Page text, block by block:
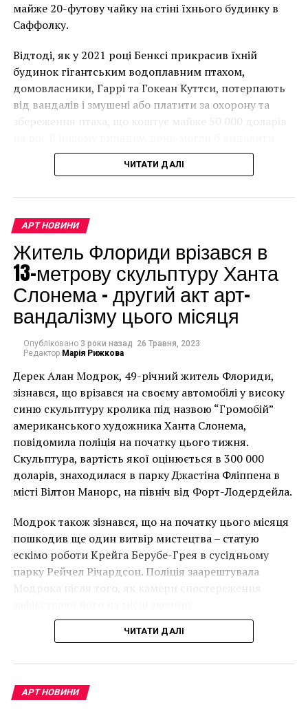
Эд Руша, I Think I’ll …,(1983)
Ричард Деберкорн, Berekeley, No. 52 (1955)
майже 20-футову чайку на стіні їхнього будинку в
Саффолку.
Відтоді, як у 2021 році Бенксі прикрасив їхній
будинок гігантським водоплавним птахом,
домовласники, Гаррі та Гокеан Куттси, потерпають
від вандалів і змушені або платити за охорону та
збереження птаха, що коштує майже 50 000 доларів
мурал, що може коштувати до чверті мільйона
доларів.
Чоловік позує під макетом чайки, яка ось-ось
накинеться на упаковку чіпсів – сюжет графіті, що
має ознаки вуличного художника Бенксі, на стіні в
Лоустофті на східному узбережжі Англії 8 серпня 2021
року. (Фото Джастіна Талліса / AFP)
В інтерв’ю “Таймс” пан Куттс сказав:
“Спочатку це було
неймовірно, але з
розвитком подій це
стало надзвичайно
впевнений, що Бенксі
усвідомлює
непередбачувані
наслідки для власників
ЧИТАТИ ДАЛІ
АРТ НОВИНИ
Житель Флориди врізався в
13-метрову скульптуру Ханта
Слонема – другий акт арт-
вандалізму цього місяця
Опубліковано 3 роки назад 26 Травня, 2023
Редактор Марія Рижкова
Дерек Алан Модрок, 49-річний житель Флориди,
зізнався, що врізався на своєму автомобілі у високу
синю скульптуру кролика під назвою “Громобій”
американського художника Ханта Слонема,
повідомила поліція на початку цього тижня.
Скульптура, вартість якої оцінюється в 300 000
доларів, знаходилася в парку Джастіна Фліппена в
місті Вілтон Манорс, на північ від Форт-Лодердейла.
Модрок також зізнався, що на початку цього місяця
пошкодив ще один витвір мистецтва – статую
ескімо роботи Крейга Берубе-Грея в сусідньому
парку Рейчел Річардсон. Поліція заарештувала
Модрока після того, як камери спостереження
ЧИТАТИ ДАЛІ
АРТ НОВИНИ